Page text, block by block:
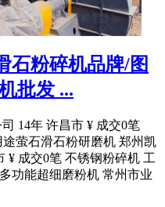
石粉碎机品牌/图
批发 ...
14年 许昌市 ¥ 成交0笔
萤石滑石粉研磨机 郑州凯
¥ 成交0笔 不锈钢粉碎机 工
功能超细磨粉机 常州市业